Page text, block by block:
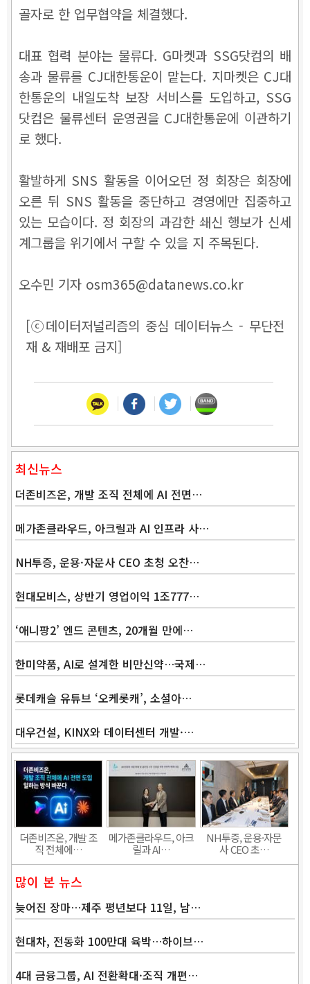
골자로 한 업무협약을 체결했다.
대표 협력 분야는 물류다. G마켓과 SSG닷컴의 배
송과 물류를 CJ대한통운이 맡는다. 지마켓은 CJ대
한통운의 내일도착 보장 서비스를 도입하고, SSG
닷컴은 물류센터 운영권을 CJ대한통운에 이관하기
로 했다.
활발하게 SNS 활동을 이어오던 정 회장은 회장에
오른 뒤 SNS 활동을 중단하고 경영에만 집중하고
있는 모습이다. 정 회장의 과감한 쇄신 행보가 신세
계그룹을 위기에서 구할 수 있을 지 주목된다.
오수민 기자 osm365@datanews.co.kr
[ⓒ데이터저널리즘의 중심 데이터뉴스 - 무단전
재 & 재배포 금지]
최신뉴스
더존비즈온, 개발 조직 전체에 AI 전면…
메가존클라우드, 아크릴과 AI 인프라 사…
NH투증, 운용·자문사 CEO 초청 오찬…
현대모비스, 상반기 영업이익 1조777…
‘애니팡2’ 엔드 콘텐츠, 20개월 만에…
한미약품, AI로 설계한 비만신약…국제…
롯데캐슬 유튜브 ‘오케롯캐’, 소셜아…
대우건설, KINX와 데이터센터 개발·…
더존비즈온, 개발 조
직 전체에…
메가존클라우드, 아크
릴과 AI…
NH투증, 운용·자문
사 CEO 초…
많이 본 뉴스
늦어진 장마…제주 평년보다 11일, 남…
현대차, 전동화 100만대 육박…하이브…
4대 금융그룹, AI 전환확대·조직 개편…